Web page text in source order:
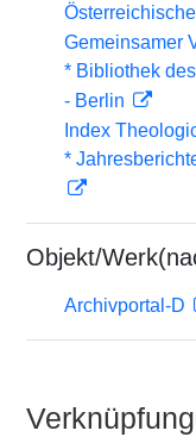
Gemeinsamer
* Bibliothek
- Berlin
Index
*
Objekt/
Archivportal-D